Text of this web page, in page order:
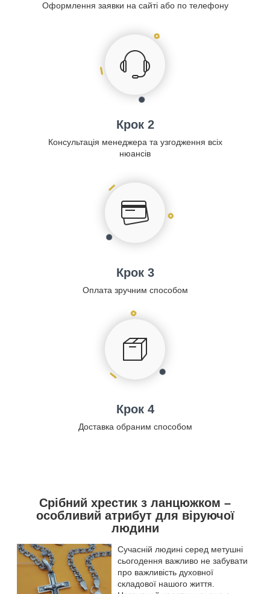
Оформлення заявки на сайті або по телефону
Крок 2
Консультація менеджера та узгодження всіх
нюансів
Крок 3
Оплата зручним способом
Крок 4
Доставка обраним способом
Срібний хрестик з ланцюжком –
особливий атрибут для віруючої
людини
Сучасній людині серед метушні
сьогодення важливо не забувати
про важливість духовної
складової нашого життя.